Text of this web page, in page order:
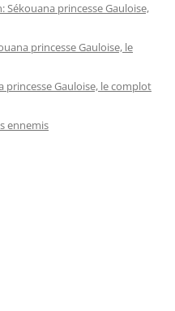
Sékouana princesse Gauloise,
princesse Gauloise, le
princesse Gauloise, le complot
ennemis